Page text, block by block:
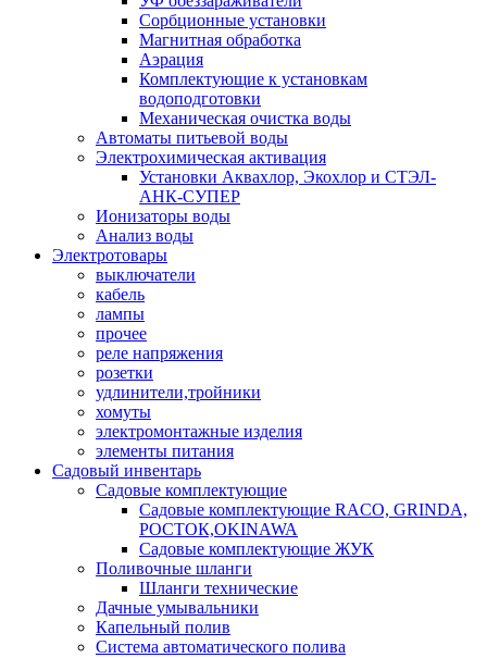
Сорбционные установки
Магнитная обработка
Аэрация
Комплектующие к установкам
водоподготовки
Механическая очистка воды
Автоматы питьевой воды
Электрохимическая активация
Установки Аквахлор, Экохлор и СТЭЛ-
АНК-СУПЕР
Ионизаторы воды
Анализ воды
Электротовары
выключатели
кабель
лампы
прочее
реле напряжения
розетки
удлинители,тройники
хомуты
электромонтажные изделия
элементы питания
Садовый инвентарь
Садовые комплектующие
Садовые комплектующие RACO, GRINDA,
РОСТОК,OKINAWA
Садовые комплектующие ЖУК
Поливочные шланги
Шланги технические
Дачные умывальники
Капельный полив
Система автоматического полива